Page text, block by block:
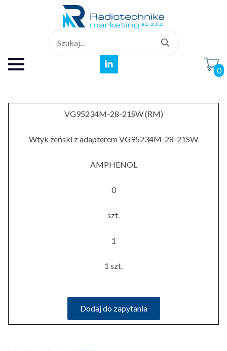
for:
0
VG95234M-28-21SW (RM)
Wtyk żeński z adapterem VG95234M-28-21SW
AMPHENOL
0
szt.
1
1 szt.
Dodaj do zapytania